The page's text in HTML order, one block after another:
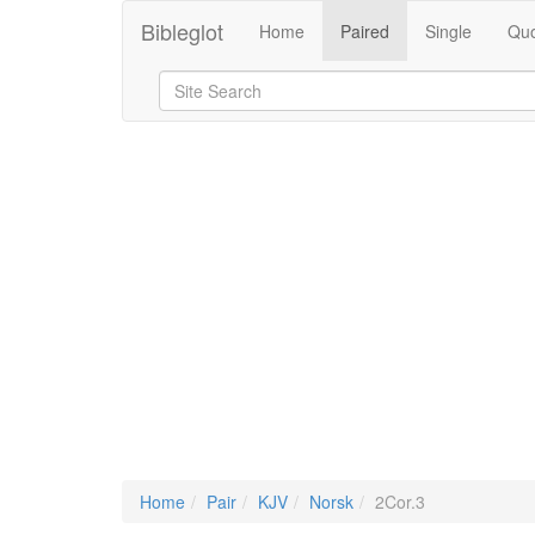
Bibleglot Home Paired Single
Home Pair KJV Norsk 2Cor.3